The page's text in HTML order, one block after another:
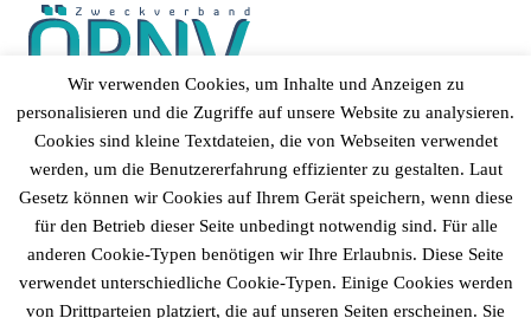
Wir verwenden Cookies, um Inhalte und Anzeigen zu
personalisieren und die Zugriffe auf unsere Website zu analysieren.
Cookies sind kleine Textdateien, die von Webseiten verwendet
werden, um die Benutzererfahrung effizienter zu gestalten. Laut
Gesetz können wir Cookies auf Ihrem Gerät speichern, wenn diese
für den Betrieb dieser Seite unbedingt notwendig sind. Für alle
anderen Cookie-Typen benötigen wir Ihre Erlaubnis. Diese Seite
verwendet unterschiedliche Cookie-Typen. Einige Cookies werden
von Drittparteien platziert, die auf unseren Seiten erscheinen. Sie